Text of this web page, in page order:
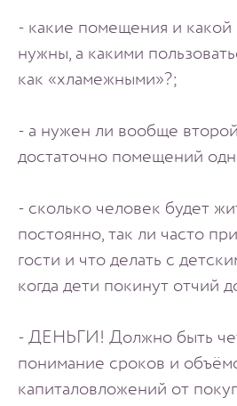
- какие помещения и
нужны, а какими
как «хламежными»?;
- а нужен ли вообще
достаточно помещений
- сколько человек будет
постоянно, так ли часто
гости и что делать с
когда дети покинут отчий
- ДЕНЬГИ! Должно быть
понимание сроков и
капиталовложений от